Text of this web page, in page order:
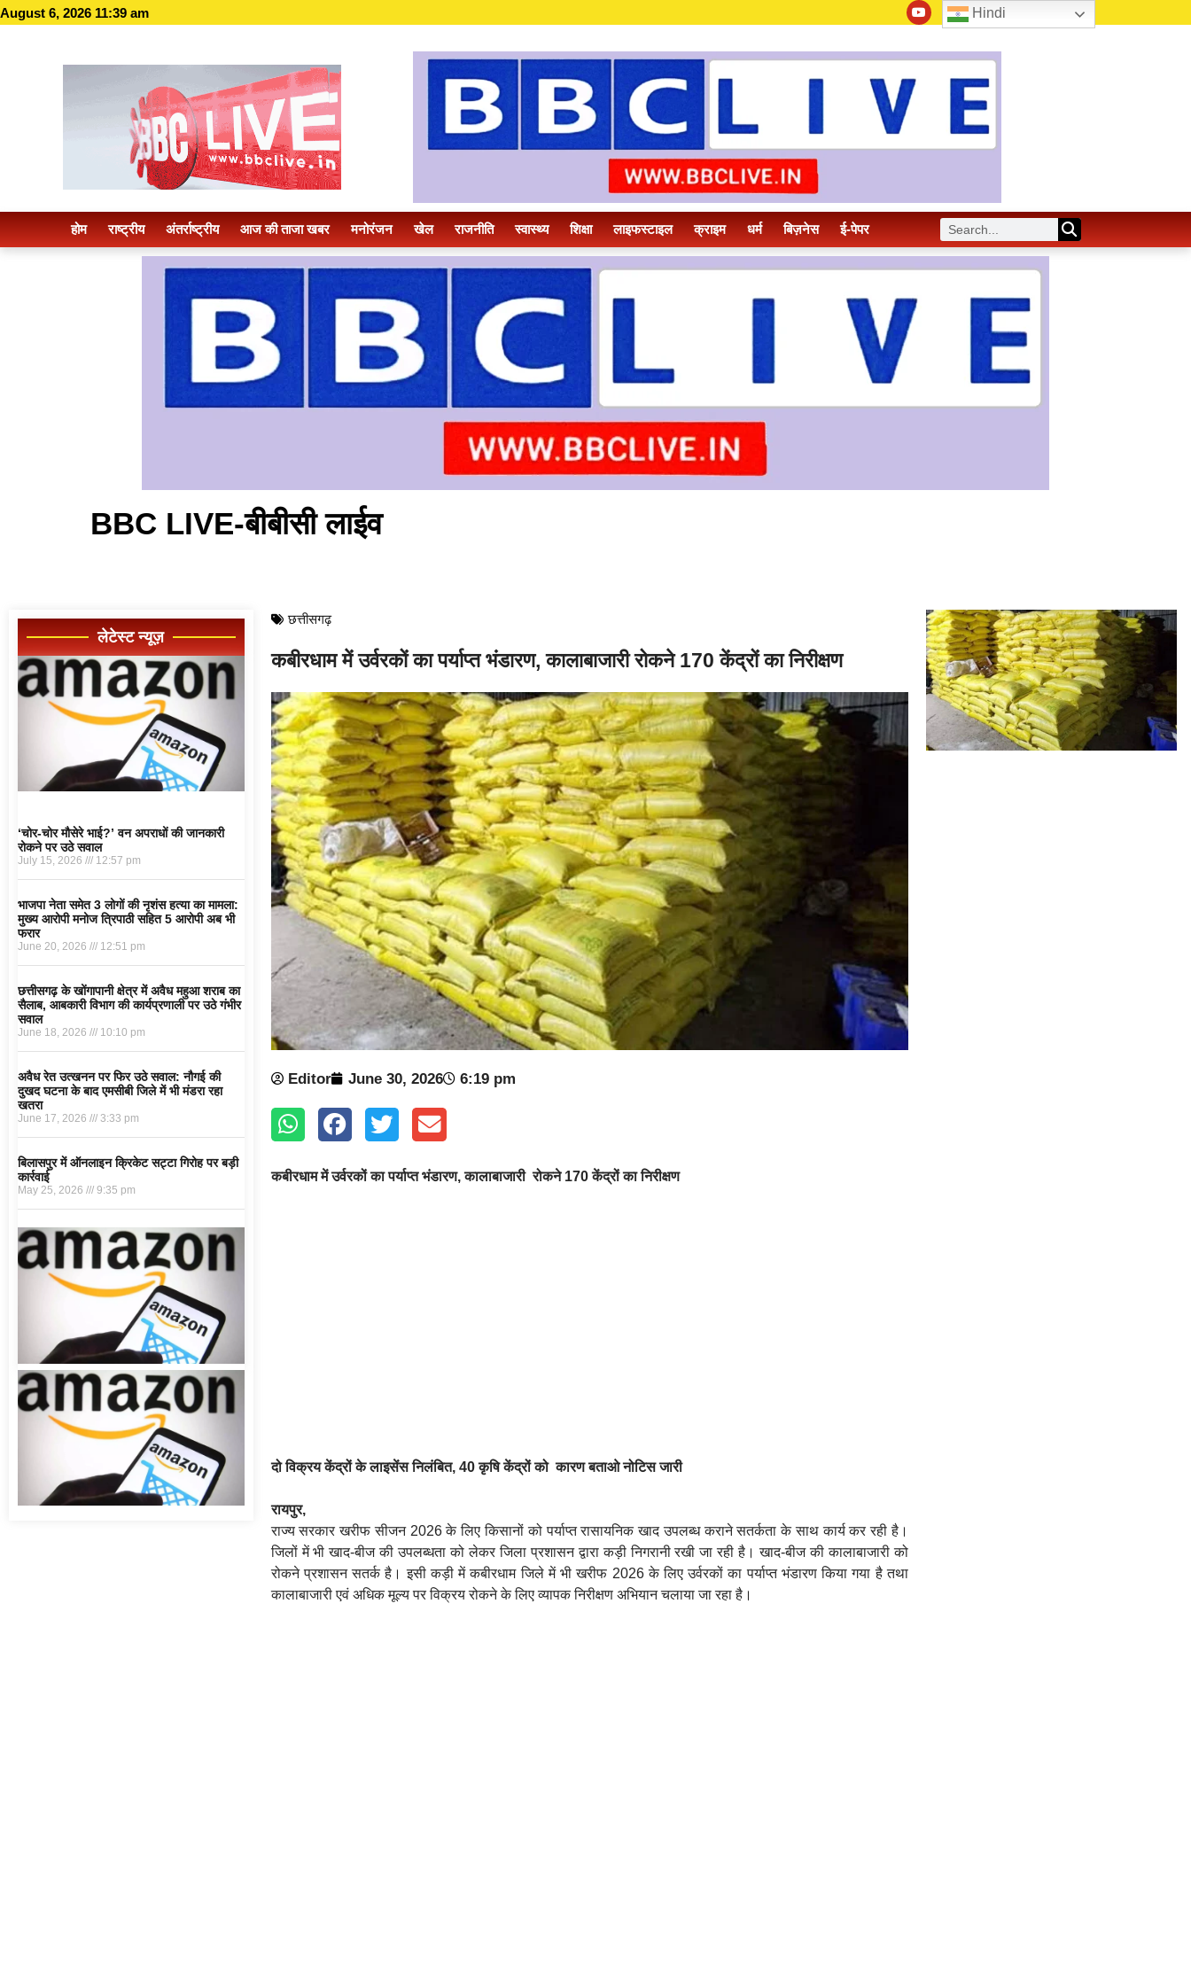
August 6, 2026 11:39 am
होम राष्ट्रीय अंतर्राष्ट्रीय आज की ताजा खबर मनोरंजन खेल राजनीति स्वास्थ्य शिक्षा लाइफस्टाइल क्राइम धर्म बिज़नेस ई-पेपर
BBC LIVE-बीबीसी लाईव
लेटेस्ट न्यूज़
‘चोर-चोर मौसेरे भाई?’ वन अपराधों की जानकारी
रोकने पर उठे सवाल
July 15, 2026 12:57 pm
भाजपा नेता समेत 3 लोगों की नृशंस हत्या का मामला:
मुख्य आरोपी मनोज त्रिपाठी सहित 5 आरोपी अब भी
फरार
June 20, 2026 12:51 pm
छत्तीसगढ़ के खोंगापानी क्षेत्र में अवैध महुआ शराब का
सैलाब, आबकारी विभाग की कार्यप्रणाली पर उठे गंभीर
सवाल
June 18, 2026 10:10 pm
अवैध रेत उत्खनन पर फिर उठे सवाल: नौगई की
दुखद घटना के बाद एमसीबी जिले में भी मंडरा रहा
खतरा
June 17, 2026 3:33 pm
बिलासपुर में ऑनलाइन क्रिकेट सट्टा गिरोह पर बड़ी
कार्रवाई
May 25, 2026 9:35 pm
छत्तीसगढ़
कबीरधाम में उर्वरकों का पर्याप्त भंडारण, कालाबाजारी रोकने 170 केंद्रों का निरीक्षण
Editor June 30, 2026 6:19 pm
कबीरधाम में उर्वरकों का पर्याप्त भंडारण, कालाबाजारी रोकने 170 केंद्रों का निरीक्षण
दो विक्रय केंद्रों के लाइसेंस निलंबित, 40 कृषि केंद्रों को कारण बताओ नोटिस जारी
रायपुर,
राज्य सरकार खरीफ सीजन 2026 के लिए किसानों को पर्याप्त रासायनिक खाद उपलब्ध कराने सतर्कता के साथ कार्य कर रही है।
जिलों में भी खाद-बीज की उपलब्धता को लेकर जिला प्रशासन द्वारा कड़ी निगरानी रखी जा रही है। खाद-बीज की कालाबाजारी को
रोकने प्रशासन सतर्क है। इसी कड़ी में कबीरधाम जिले में भी खरीफ 2026 के लिए उर्वरकों का पर्याप्त भंडारण किया गया है तथा
कालाबाजारी एवं अधिक मूल्य पर विक्रय रोकने के लिए व्यापक निरीक्षण अभियान चलाया जा रहा है।
Hindi